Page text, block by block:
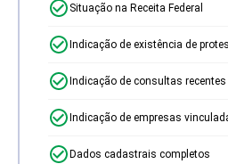
Situação na Receita Federal
Indicação de existência de
Indicação de consultas recentes
Indicação de empresas
Dados cadastrais completos